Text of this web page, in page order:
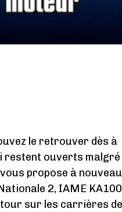
le retrouver dès à
restent ouverts malgré
propose à nouveau
2, IAME
sur les carrières de